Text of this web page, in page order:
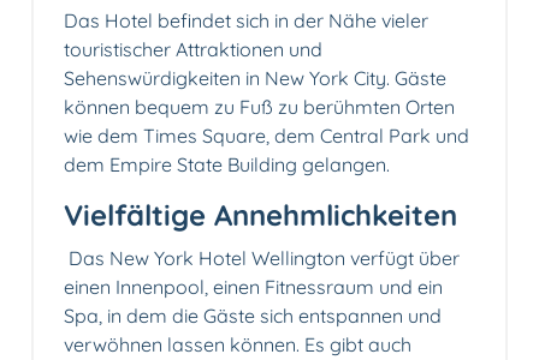
Das Hotel befindet sich in der Nähe vieler
touristischer Attraktionen und
Sehenswürdigkeiten in New York City. Gäste
können bequem zu Fuß zu berühmten Orten
wie dem Times Square, dem Central Park und
dem Empire State Building gelangen.
Vielfältige Annehmlichkeiten
‍ Das New York Hotel Wellington verfügt über
einen Innenpool, einen Fitnessraum und ein
Spa, in dem die Gäste sich entspannen und
verwöhnen lassen können. Es gibt auch